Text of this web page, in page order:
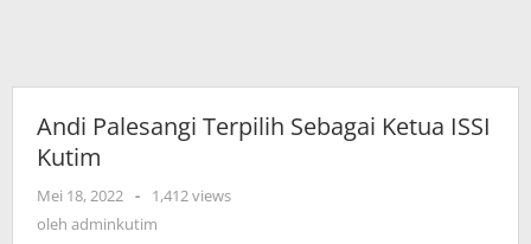
Andi Palesangi Terpilih Sebagai Ketua ISSI
Kutim
Mei 18, 2022 oleh
adminkutim
-
1,412 views
oleh adminkutim